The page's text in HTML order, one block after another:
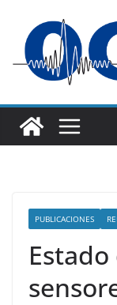
contenido
PUBLICACIONES